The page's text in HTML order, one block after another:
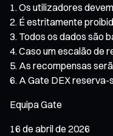
Os utilizadores
É estritamente
Todos os dados são
Caso um escalão de
As recompensas
A Gate DEX
Equipa Gate
16 de abril de 2026